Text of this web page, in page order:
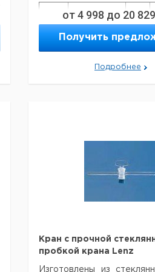
186
GLS
80
1
1000 256
GLS
80
1
Длина
мм.
Шлиф NS
Кол-
во в
упак.
1
150
19/26 1
от4 998 до 20 829
Получить
Подробнее
Кран с прочной
пробкой крана Lenz
Изготовлены из